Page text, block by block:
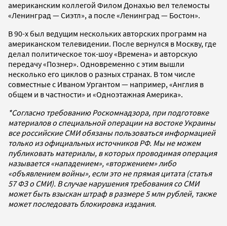
американским коллегой Филом Донахью вел телемосты
«Ленинград — Сиэтл», а после «Ленинград — Бостон».
В 90-х был ведущим нескольких авторских программ на
американском телевидении. После вернулся в Москву, где
делал политическое ток-шоу «Времена» и авторскую
передачу «Познер». Одновременно с этим вышли
несколько его циклов о разных странах. В том числе
совместные с Иваном Ургантом — например, «Англия в
общем и в частности» и «Одноэтажная Америка».
*Согласно требованию Роскомнадзора, при подготовке
материалов о специальной операции на востоке Украины
все российские СМИ обязаны пользоваться информацией
только из официальных источников РФ. Мы не можем
публиковать материалы, в которых проводимая операция
называется «нападением», «вторжением» либо
«объявлением войны», если это не прямая цитата (статья
57 ФЗ о СМИ). В случае нарушения требования со СМИ
может быть взыскан штраф в размере 5 млн рублей, также
может последовать блокировка издания.